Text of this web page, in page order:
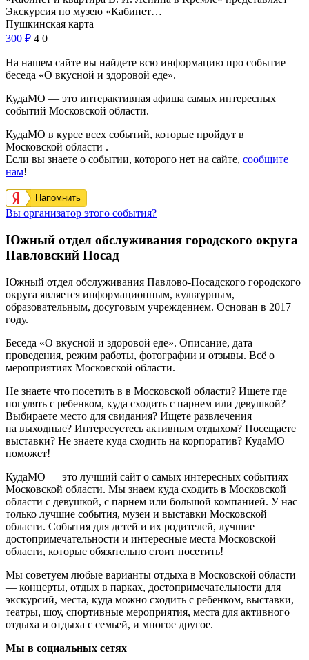
Экскурсия по музею «Кабинет…
Пушкинская карта
300 ₽ 4 0
На нашем сайте вы найдете всю информацию про событие
беседа «О вкусной и здоровой еде».
КудаМО — это интерактивная афиша самых интересных
событий Московской области.
КудаМО в курсе всех событий, которые пройдут в
Московской области .
Если вы знаете о событии, которого нет на сайте, сообщите
нам!
Напомнить
Вы организатор этого события?
Южный отдел обслуживания городского округа
Павловский Посад
Южный отдел обслуживания Павлово-Посадского городского
округа является информационным, культурным,
образовательным, досуговым учреждением. Основан в 2017
году.
Беседа «О вкусной и здоровой еде». Описание, дата
проведения, режим работы, фотографии и отзывы. Всё о
мероприятиях Московской области.
Не знаете что посетить в в Московской области? Ищете где
погулять с ребенком, куда сходить с парнем или девушкой?
Выбираете место для свидания? Ищете развлечения
на выходные? Интересуетесь активным отдыхом? Посещаете
выставки? Не знаете куда сходить на корпоратив? КудаМО
поможет!
КудаМО — это лучший сайт о самых интересных событиях
Московской области. Мы знаем куда сходить в Московской
области с девушкой, с парнем или большой компанией. У нас
только лучшие события, музеи и выставки Московской
области. События для детей и их родителей, лучшие
достопримечательности и интересные места Московской
области, которые обязательно стоит посетить!
Мы советуем любые варианты отдыха в Московской области
— концерты, отдых в парках, достопримечательности для
экскурсий, места, куда можно сходить с ребенком, выставки,
театры, шоу, спортивные мероприятия, места для активного
отдыха и отдыха с семьей, и многое другое.
Мы в социальных сетях